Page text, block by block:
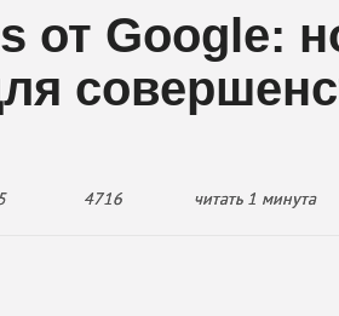
от Google:
4716 читать 1 минута